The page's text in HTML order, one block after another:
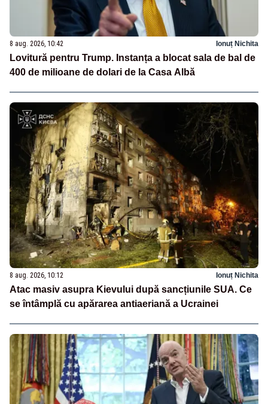
8 aug. 2026, 10:42 Ionuț Nichita
Lovitură pentru Trump. Instanța a blocat sala de bal de
400 de milioane de dolari de la Casa Albă
8 aug. 2026, 10:12 Ionuț Nichita
Atac masiv asupra Kievului după sancțiunile SUA. Ce
se întâmplă cu apărarea antiaeriană a Ucrainei